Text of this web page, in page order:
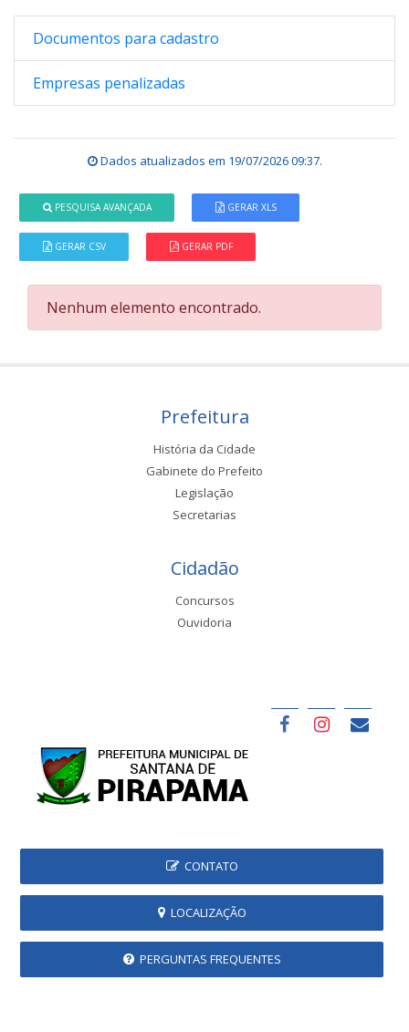
Documentos para cadastro
Empresas penalizadas
Dados atualizados em 19/07/2026 09:37.
PESQUISA AVANÇADA GERAR XLS
GERAR CSV GERAR PDF
Nenhum elemento encontrado.
Prefeitura
História da Cidade
Gabinete do Prefeito
Legislação
Secretarias
Cidadão
Concursos
Ouvidoria
CONTATO
LOCALIZAÇÃO
PERGUNTAS FREQUENTES